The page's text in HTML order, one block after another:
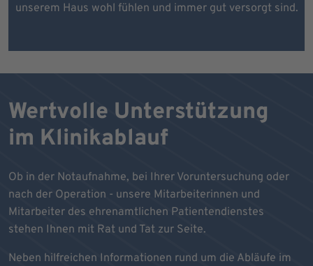
unserem Haus wohl fühlen und immer gut versorgt sind.
Wertvolle Unterstützung
im Klinikablauf
Ob in der Notaufnahme, bei Ihrer Voruntersuchung oder
nach der Operation - unsere Mitarbeiterinnen und
Mitarbeiter des ehrenamtlichen Patientendienstes
stehen Ihnen mit Rat und Tat zur Seite.
Neben hilfreichen Informationen rund um die Abläufe im